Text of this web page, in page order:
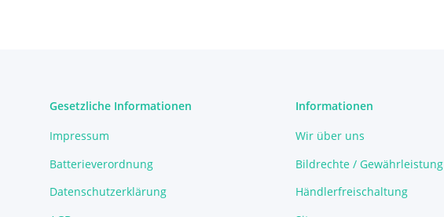
Gesetzliche Informationen
Impressum
Batterieverordnung
Datenschutzerklärung
Informationen
Wir über uns
Bildrechte / Gewährleistung
Händlerfreischaltung